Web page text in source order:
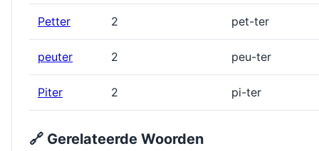
Petter 2 pet-ter
peuter 2 peu-ter
Piter 2 pi-ter
🔗 Gerelateerde Woorden